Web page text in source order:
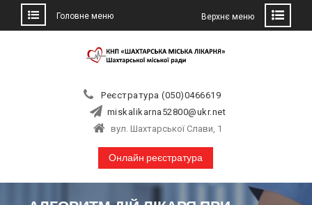
Головне меню Верхнє меню
Реєстратура (050)0466619
miskalikarna52800@ukr.net
вул. Шахтарської Слави, 1
Онлайн реєстратура